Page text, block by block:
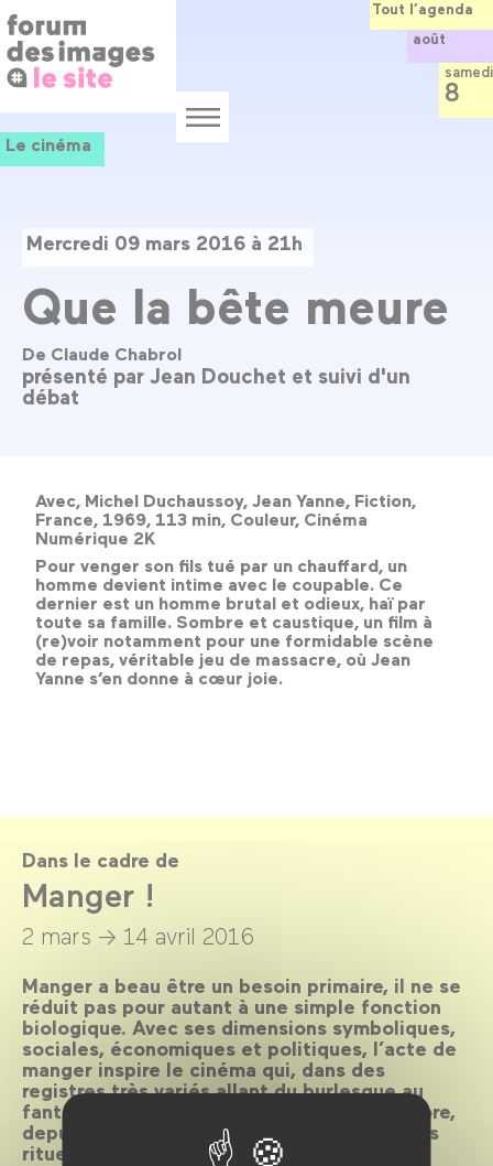
au
contenu
principal
Menu
Le cinéma
Mercredi 09 mars 2016 à 21h
Que la bête meure
De Claude Chabrol
présenté par Jean Douchet et suivi d'un
débat
Avec, Michel Duchaussoy, Jean Yanne, Fiction,
France, 1969, 113 min, Couleur, Cinéma
Numérique 2K
Pour venger son fils tué par un chauffard, un
homme devient intime avec le coupable. Ce
dernier est un homme brutal et odieux, haï par
toute sa famille. Sombre et caustique, un film à
(re)voir notamment pour une formidable scène
de repas, véritable jeu de massacre, où Jean
Yanne s’en donne à cœur joie.
Dans le cadre de
Manger !
2 mars → 14 avril 2016
Manger a beau être un besoin primaire, il ne se
réduit pas pour autant à une simple fonction
biologique. Avec ses dimensions symboliques,
sociales, économiques et politiques, l’acte de
manger inspire le cinéma qui, dans des
registres très variés allant du burlesque au
fantastique, questionne ce que l’on incorpore,
depuis nos modes de production jusqu’à nos
rituels de consommation.
Tout l’agenda
août
samedi
8